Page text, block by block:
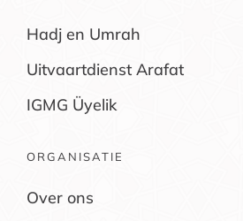
Hadj en Umrah
Uitvaartdienst Arafat
IGMG Üyelik
ORGANISATIE
Over ons